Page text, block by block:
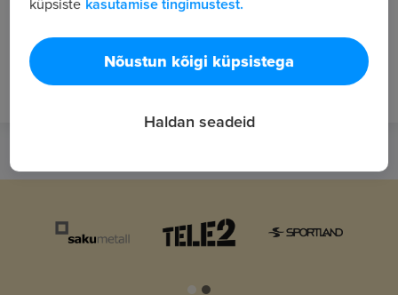
Populaarseimateks sihtriikideks välismaale tööle asudes
selgub rahvusvahelisest uuringust, kus osales enam kui
200 000 tööotsijat. Uuringu viisid läbi The Network grupi
kasutamise tingimustest.
Nõustun kõigi küpsistega
Haldan seadeid